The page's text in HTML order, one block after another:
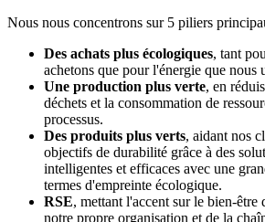
Nous nous concentrons sur 5 piliers
Des achats plus écologiques, tant
achetons que pour l'énergie que nous
Une production plus verte, en
déchets et la consommation de
processus.
Des produits plus verts, aidant nos
objectifs de durabilité grâce à des
intelligentes et efficaces avec une
termes d'empreinte écologique.
RSE, mettant l'accent sur le bien-être
notre propre organisation et de la